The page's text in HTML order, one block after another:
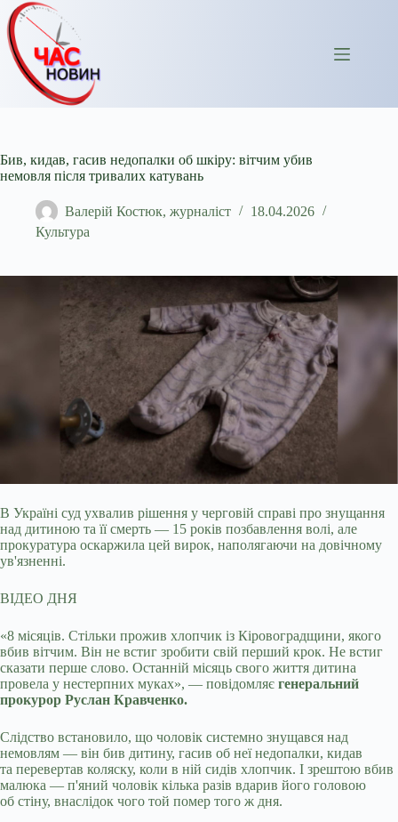
Перейти
до
вмісту
Бив, кидав, гасив недопалки об шкіру: вітчим убив
немовля після тривалих катувань
Валерій Костюк, журналіст
18.04.2026
Культура
В Україні суд ухвалив рішення у черговій справі про знущання
над дитиною та її смерть — 15 років позбавлення волі, але
прокуратура оскаржила цей вирок, наполягаючи на довічному
ув'язненні.
ВІДЕО ДНЯ
«8 місяців. Стільки прожив хлопчик із Кіровоградщини, якого
вбив вітчим. Він не встиг зробити свій перший крок. Не встиг
сказати перше слово. Останній місяць свого життя дитина
провела у нестерпних муках», — повідомляє генеральний
прокурор Руслан Кравченко.
Слідство встановило, що чоловік системно знущався над
немовлям — він бив дитину, гасив об неї недопалки, кидав
та перевертав коляску, коли в ній сидів хлопчик. І зрештою вбив
малюка — п'яний чоловік кілька разів вдарив його головою
об стіну, внаслідок чого той помер того ж дня.